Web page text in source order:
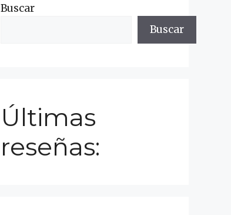
Buscar
Buscar
Últimas
reseñas: